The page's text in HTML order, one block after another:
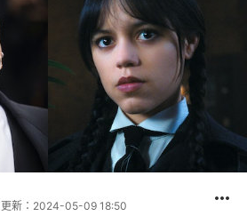
更新： 2024-05-09 18:50